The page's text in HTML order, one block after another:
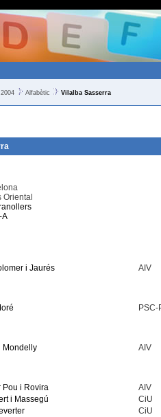
Alfabètic Vilalba Sasserra
Oriental
A
i Jaurés
AIV
PSC-
Mondelly
AIV
Pou i Rovira
AIV
i Massegú
CiU
CiU